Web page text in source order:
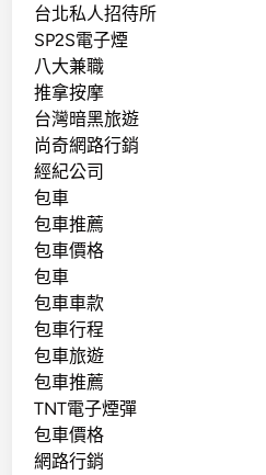
台北私人招待所
SP2S電子煙
八大兼職
推拿按摩
台灣暗黑旅遊
尚奇網路行銷
經紀公司
包車
包車推薦
包車價格
包車
包車車款
包車行程
包車旅遊
包車推薦
TNT電子煙彈
包車價格
網路行銷